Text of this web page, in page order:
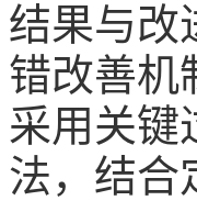
结果与改
错改善机
采用关键
法，结合